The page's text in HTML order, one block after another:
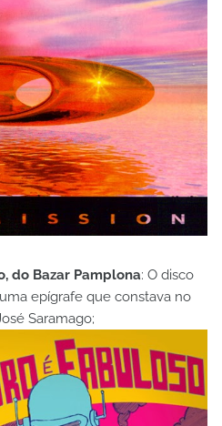
do Bazar Pamplona: O disco
epígrafe que constava no
Saramago;